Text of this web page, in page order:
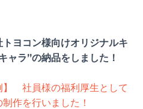
トヨコン様向けオリジナルキ
ャラ”の納品をしました！
】 社員様の福利厚生として
作を行いました！